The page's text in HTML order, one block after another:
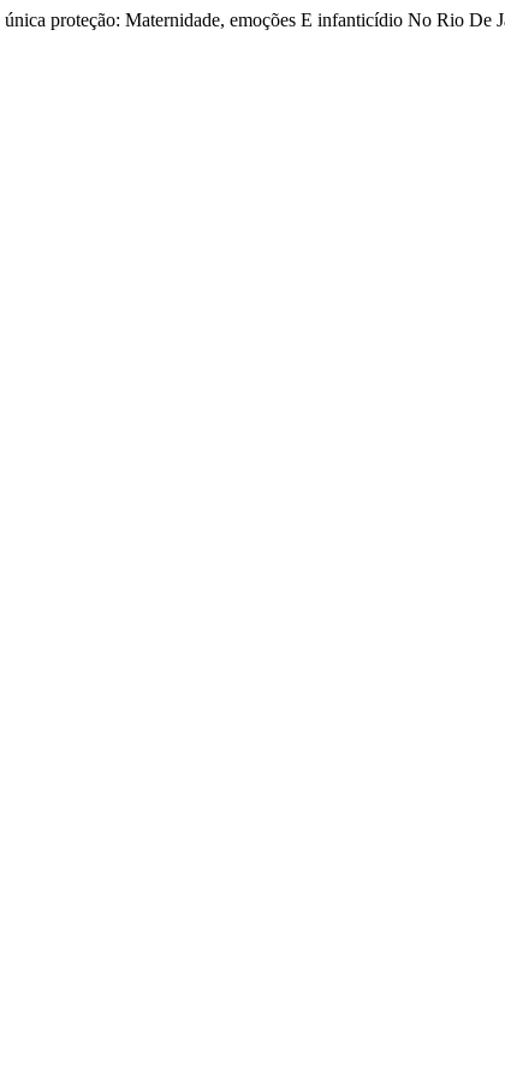
proteção: Maternidade, emoções E infanticídio No Rio De